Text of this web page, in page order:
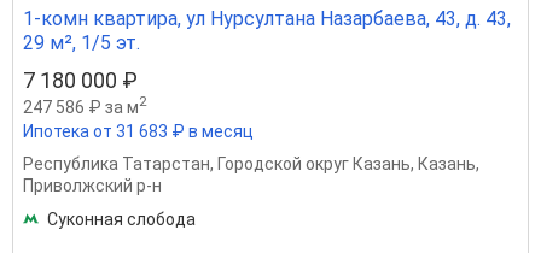
1-комн квартира, ул Нурсултана Назарбаева, 43, д. 43,
29 м², 1/5 эт.
7 180 000 ₽
247 586 ₽ за м2
Ипотека от 31 683 ₽ в месяц
Республика Татарстан, Городской округ Казань, Казань,
Приволжский р-н
Суконная слобода